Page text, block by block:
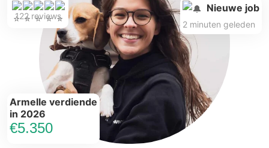
122 reviews
Armelle verdiende
in 2026
€5.350
Nieuwe job
2 minuten geleden